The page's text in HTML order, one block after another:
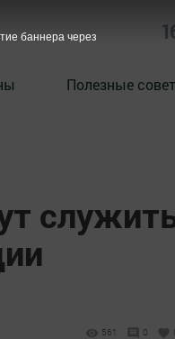
Полезные
561 0
баннера через